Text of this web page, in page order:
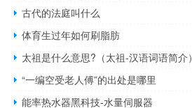
古代的法庭叫什么
体育生过年如何刷脂肪
太祖是什么意思?（太祖-汉语词语简介）
“一编空受老人傅”的出处是哪里
能率热水器黑科技-水量伺服器